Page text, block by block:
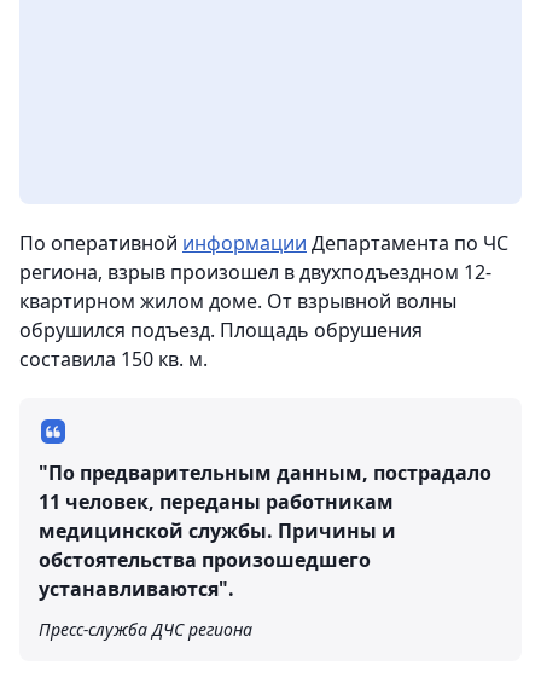
По оперативной информации Департамента по ЧС
региона, взрыв произошел в двухподъездном 12-
квартирном жилом доме. От взрывной волны
обрушился подъезд. Площадь обрушения
составила 150 кв. м.
"По предварительным данным, пострадало
11 человек, переданы работникам
медицинской службы. Причины и
обстоятельства произошедшего
устанавливаются".
Пресс-служба ДЧС региона